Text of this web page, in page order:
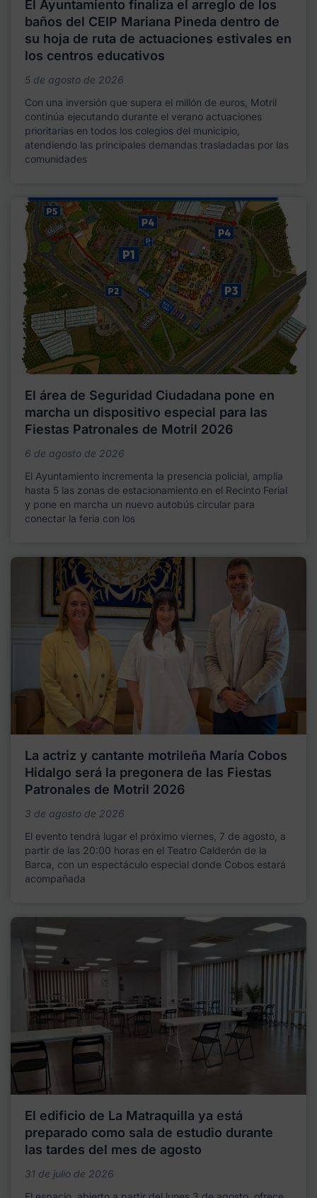
El Ayuntamiento finaliza el arreglo de los
baños del CEIP Mariana Pineda dentro de
su hoja de ruta de actuaciones estivales en
los centros educativos
5 de agosto de 2026
Con una inversión que supera el millón de euros, Motril
continúa ejecutando durante el verano actuaciones
prioritarias en todos los colegios del municipio,
atendiendo las principales demandas trasladadas por las
comunidades
El área de Seguridad Ciudadana pone en
marcha un dispositivo especial para las
Fiestas Patronales de Motril 2026
6 de agosto de 2026
El Ayuntamiento incrementa la presencia policial, amplía
hasta 5 las zonas de estacionamiento en el Recinto Ferial
y pone en marcha un nuevo autobús circular para
conectar la feria con los
La actriz y cantante motrileña María Cobos
Hidalgo será la pregonera de las Fiestas
Patronales de Motril 2026
3 de agosto de 2026
El evento tendrá lugar el próximo viernes, 7 de agosto, a
partir de las 20:00 horas en el Teatro Calderón de la
Barca, con un espectáculo especial donde Cobos estará
acompañada
El edificio de La Matraquilla ya está
preparado como sala de estudio durante
las tardes del mes de agosto
31 de julio de 2026